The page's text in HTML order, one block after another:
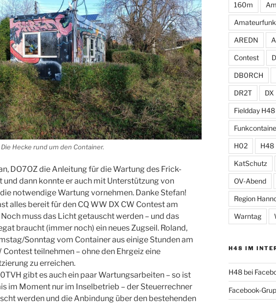
Hecke rund um den Container.
DO7OZ die Anleitung für die Wartung des Frick-
und dann konnte er auch mit Unterstützung von
die notwendige Wartung vornehmen. Danke Stefan!
alles bereit für den CQ WW DX CW Contest am
muss das Licht getauscht werden – und das
braucht (immer noch) ein neues Zugseil. Roland,
Sonntag vom Container aus einige Stunden am
Contest teilnehmen – ohne den Ehrgeiz eine
zu erreichen.
gibt es auch ein paar Wartungsarbeiten – so ist
im Moment nur im Inselbetrieb – der Steuerrechner
werden und die Anbindung über den bestehenden
160m
AREDN
Contest
DB0RCH
DR2T DX
Fieldday H48
H02 H48
KatSchutz
OV-Abend
Region
Warntag
H48 IM
H48 bei
Facebook-